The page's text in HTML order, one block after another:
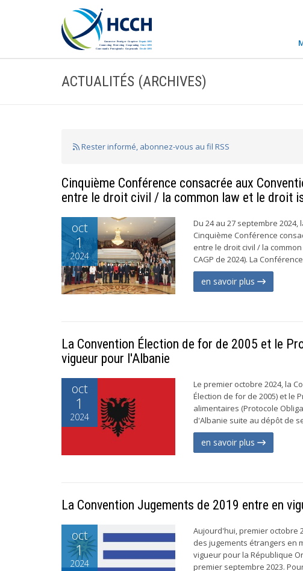
ACTUALITÉS (ARCHIVES)
Rester informé, abonnez-vous au fil RSS
Cinquième Conférence consacrée aux
entre le droit civil / la common law et le droit
oct
1
2024
Du 24 au 27 septembre
Cinquième Conférence
entre le droit civil / la
CAGP de 2024). La
en savoir plus
La Convention Élection de for de 2005 et le
vigueur pour l'Albanie
oct
1
2024
Le premier octobre 2024, la
Élection de for de 2005) et le
alimentaires (Protocole
d'Albanie suite au dépôt de
en savoir plus
La Convention Jugements de 2019 entre en
oct
1
2024
Aujourd'hui, premier octobre
des jugements étrangers en
vigueur pour la République
premier septembre 2023.